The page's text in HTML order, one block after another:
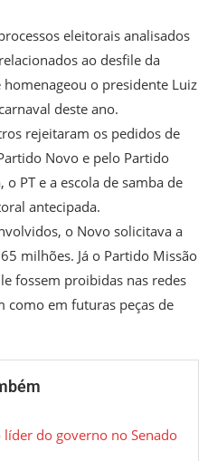
eleitorais analisados
ao desfile da
o presidente Luiz
deste ano.
rejeitaram os pedidos de
Novo e pelo Partido
PT e a escola de samba de
antecipada.
o Novo solicitava a
milhões. Já o Partido Missão
fossem proibidas nas redes
como em futuras peças de
líder do governo no Senado